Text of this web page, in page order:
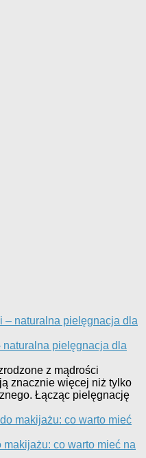
pielęgnacja dla
z mądrości
znacznie więcej niż tylko
Łącząc pielęgnację
co warto mieć na